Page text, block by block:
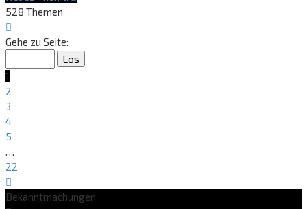
528 Themen
1
22
Gehe zu Seite:
1
2
3
4
5
…
22
Bekanntmachungen